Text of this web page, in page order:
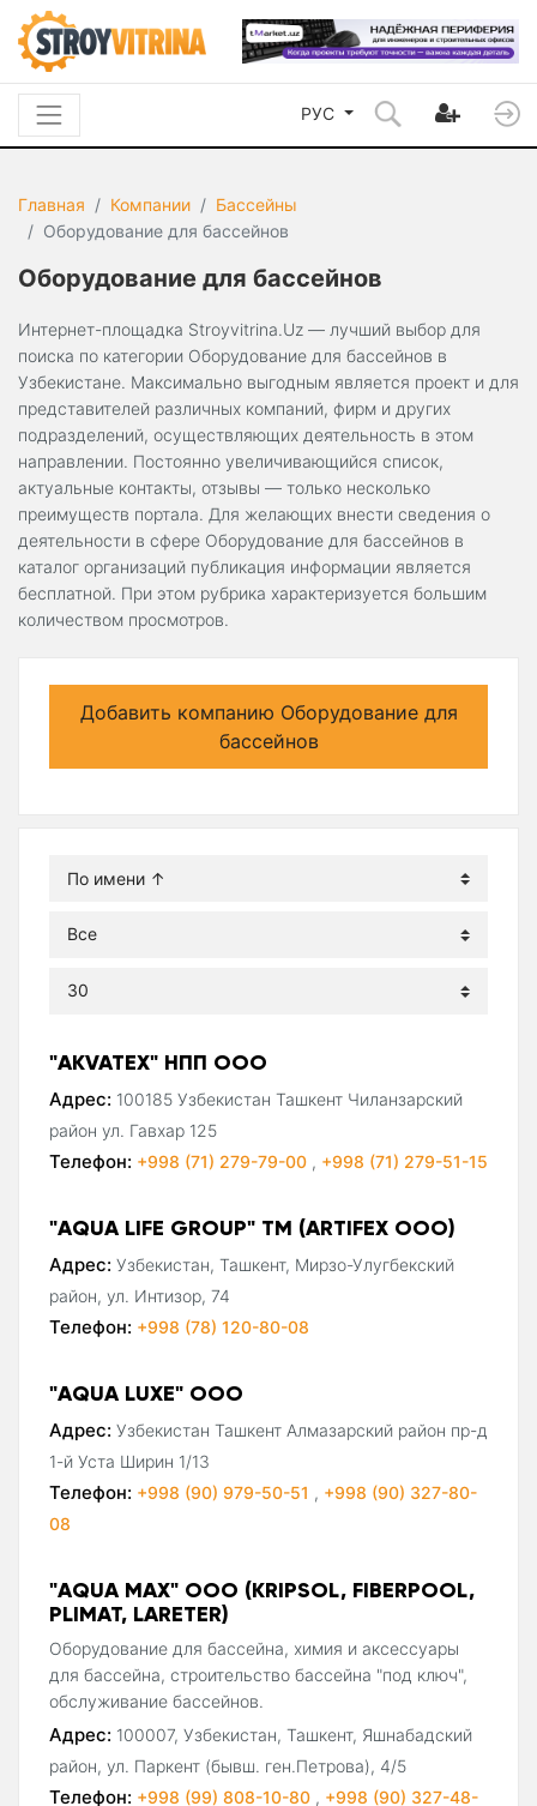
РУС
Главная Компании
Бассейны
Оборудование для бассейнов
Оборудование для бассейнов
Интернет-площадка Stroyvitrina.Uz — лучший выбор для
поиска по категории Оборудование для бассейнов в
Узбекистане. Максимально выгодным является проект и для
представителей различных компаний, фирм и других
подразделений, осуществляющих деятельность в этом
направлении. Постоянно увеличивающийся список,
актуальные контакты, отзывы — только несколько
преимуществ портала. Для желающих внести сведения о
деятельности в сфере Оборудование для бассейнов в
каталог организаций публикация информации является
бесплатной. При этом рубрика характеризуется большим
количеством просмотров.
Добавить компанию Оборудование для
бассейнов
"AKVATEX" НПП ООО
Адрес: 100185 Узбекистан Ташкент Чиланзарский
район ул. Гавхар 125
Телефон: +998 (71) 279-79-00 , +998 (71) 279-51-15
"AQUA LIFE GROUP" ТМ (ARTIFEX ООО)
Адрес: Узбекистан, Ташкент, Мирзо-Улугбекский
район, ул. Интизор, 74
Телефон: +998 (78) 120-80-08
"AQUA LUXE" ООО
Адрес: Узбекистан Ташкент Алмазарский район пр-д
1-й Уста Ширин 1/13
Телефон: +998 (90) 979-50-51 , +998 (90) 327-80-
08
"AQUA MAX" OOO (KRIPSOL, FIBERPOOL,
PLIMAT, LARETER)
Оборудование для бассейна, химия и аксессуары
для бассейна, строительство бассейна "под ключ",
обслуживание бассейнов.
Адрес: 100007, Узбекистан, Ташкент, Яшнабадский
район, ул. Паркент (бывш. ген.Петрова), 4/5
Телефон: +998 (99) 808-10-80 , +998 (90) 327-48-